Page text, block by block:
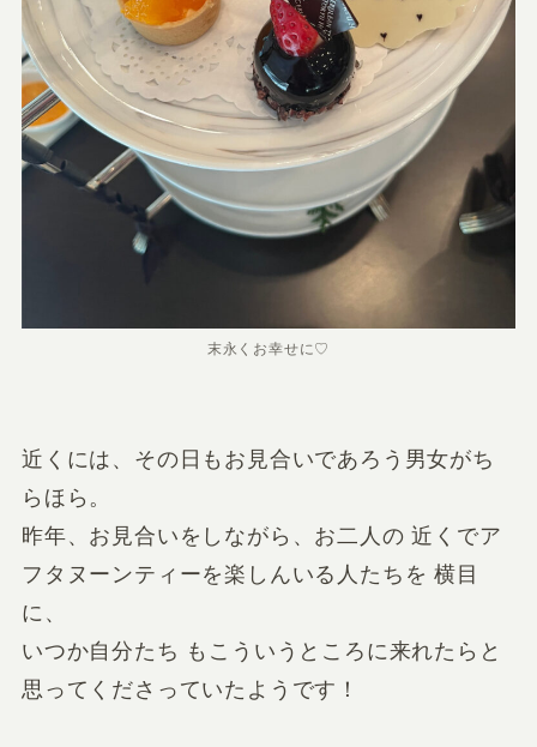
末永くお幸せに♡
近くには、その日もお見合いであろう男女がち
らほら。
昨年、お見合いをしながら、お二人の 近くでア
フタヌーンティーを楽しんいる人たちを 横目
に、
いつか自分たち もこういうところに来れたらと
思ってくださっていたようです！